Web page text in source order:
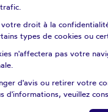
ISABELLE
votre droit à la
types de cookies ou
n'affectera pas votre
d'avis ou retirer votre
d'informations, veuillez